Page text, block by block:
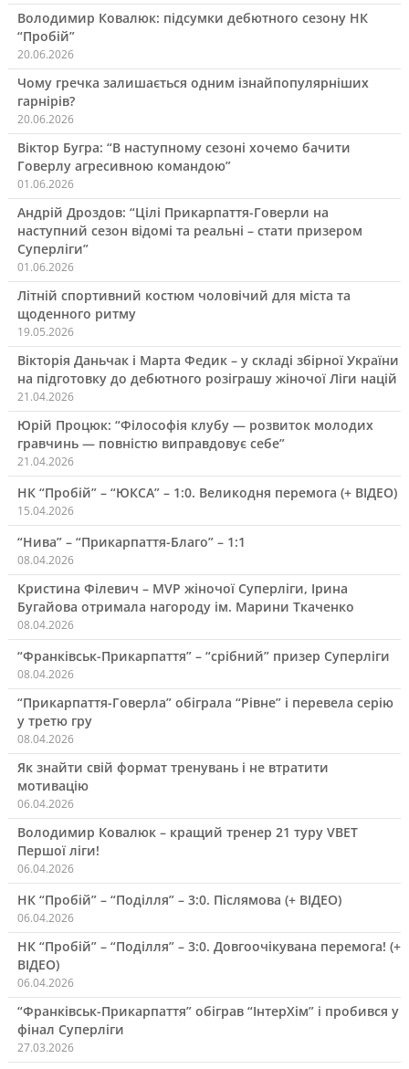
Володимир Ковалюк: підсумки дебютного сезону НК
“Пробій”
20.06.2026
Чому гречка залишається одним ізнайпопулярніших
гарнірів?
20.06.2026
Віктор Бугра: “В наступному сезоні хочемо бачити
Говерлу агресивною командою”
01.06.2026
Андрій Дроздов: “Цілі Прикарпаття-Говерли на
наступний сезон відомі та реальні – стати призером
Суперліги”
01.06.2026
Літній спортивний костюм чоловічий для міста та
щоденного ритму
19.05.2026
Вікторія Даньчак і Марта Федик – у складі збірної України
на підготовку до дебютного розіграшу жіночої Ліги націй
21.04.2026
Юрій Процюк: “Філософія клубу — розвиток молодих
гравчинь — повністю виправдовує себе”
21.04.2026
НК “Пробій” – “ЮКСА” – 1:0. Великодня перемога (+ ВІДЕО)
15.04.2026
“Нива” – “Прикарпаття-Благо” – 1:1
08.04.2026
Кристина Філевич – MVP жіночої Суперліги, Ірина
Бугайова отримала нагороду ім. Марини Ткаченко
08.04.2026
“Франківськ-Прикарпаття” – “срібний” призер Суперліги
08.04.2026
“Прикарпаття-Говерла” обіграла “Рівне” і перевела серію
у третю гру
08.04.2026
Як знайти свій формат тренувань і не втратити
мотивацію
06.04.2026
Володимир Ковалюк – кращий тренер 21 туру VBET
Першої ліги!
06.04.2026
НК “Пробій” – “Поділля” – 3:0. Післямова (+ ВІДЕО)
06.04.2026
НК “Пробій” – “Поділля” – 3:0. Довгоочікувана перемога! (+
ВІДЕО)
06.04.2026
“Франківськ-Прикарпаття” обіграв “ІнтерХім” і пробився у
фінал Суперліги
27.03.2026